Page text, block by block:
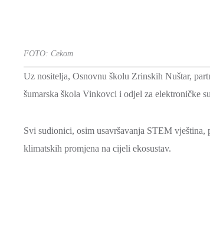
FOTO: Cekom
Uz nositelja, Osnovnu školu Zrinskih Nuštar,
šumarska škola Vinkovci i odjel za elektroničke
Svi sudionici, osim usavršavanja STEM
klimatskih promjena na cijeli ekosustav.